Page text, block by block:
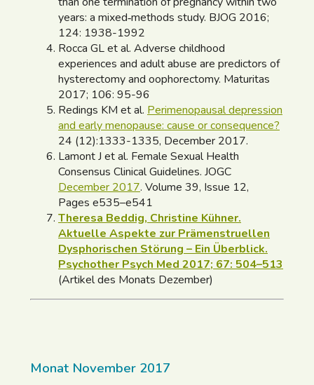
years: a mixed‐methods study. BJOG 2016;
124: 1938-1992
Rocca GL et al. Adverse childhood
experiences and adult abuse are predictors of
hysterectomy and oophorectomy. Maturitas
2017; 106: 95-96
Redings KM et al. Perimenopausal depression
and early menopause: cause or consequence?
24 (12):1333-1335, December 2017.
Lamont J et al. Female Sexual Health
Consensus Clinical Guidelines. JOGC
December 2017. Volume 39, Issue 12,
Pages e535–e541
Theresa Beddig, Christine Kühner.
Aktuelle Aspekte zur Prämenstruellen
Dysphorischen Störung – Ein Überblick.
Psychother Psych Med 2017; 67: 504–513
(Artikel des Monats Dezember)
Monat November 2017